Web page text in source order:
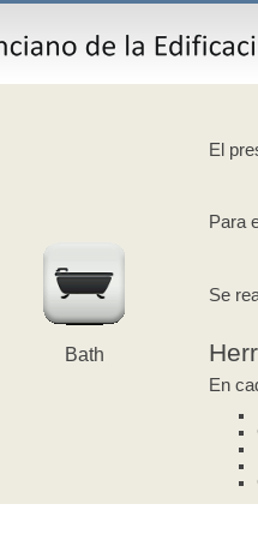
Bath
El
Para
Se
En